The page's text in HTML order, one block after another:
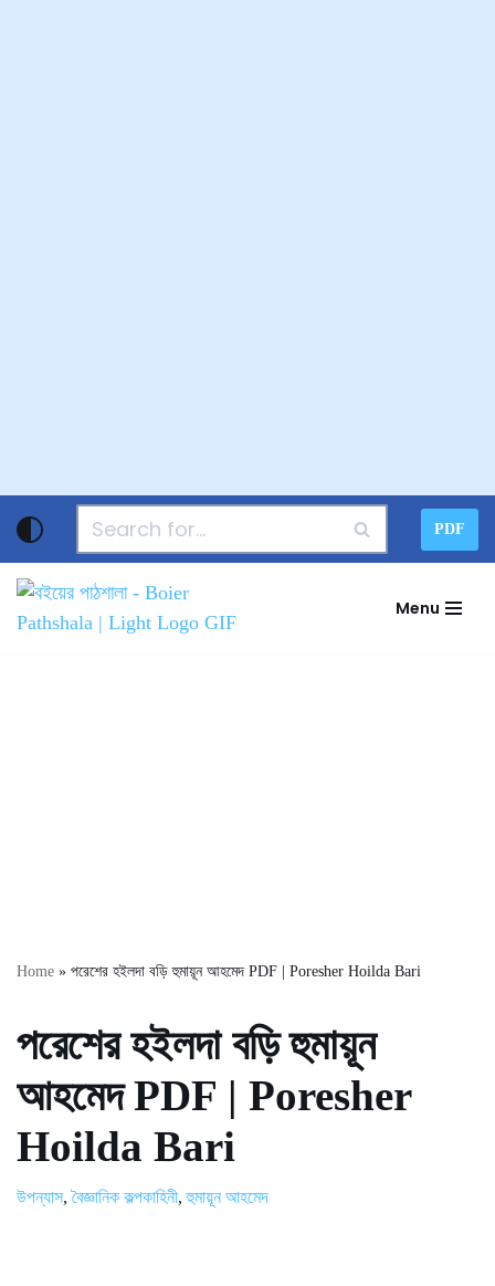
to
content
PDF
Menu
Home » পরেশের হইলদা বড়ি হুমায়ূন আহমেদ PDF | Poresher Hoilda Bari
পরেশের হইলদা বড়ি হুমায়ূন
আহমেদ PDF | Poresher
Hoilda Bari
উপন্যাস,বৈজ্ঞানিক কল্পকাহিনী,হুমায়ূন আহমেদ